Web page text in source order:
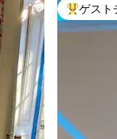
大好評の
ゲスト